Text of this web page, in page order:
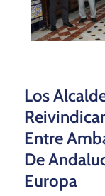
Los
Entre
De
Europa